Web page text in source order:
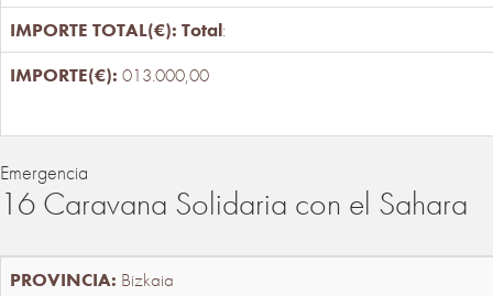
Total:
013.000,00
Emergencia
16 Caravana Solidaria con el Sahara
Bizkaia